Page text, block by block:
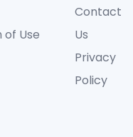
of Use
Contact
Us
Privacy
Policy